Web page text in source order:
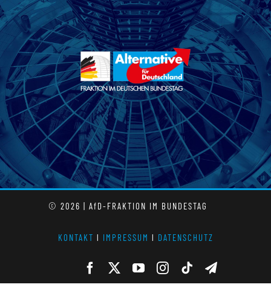
© 2026 | AfD-FRAKTION IM BUNDESTAG
KONTAKT l IMPRESSUM l DATENSCHUTZ